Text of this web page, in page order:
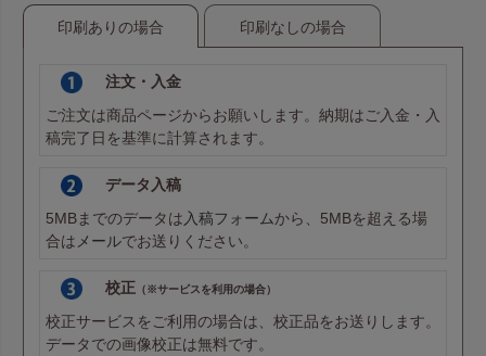
印刷ありの場合 印刷なしの場合
注文・入金
ご注文は商品ページからお願いします。納期はご入金・入
稿完了日を基準に計算されます。
データ入稿
5MBまでのデータは 入稿フォームから、5MBを超える場
合は メールでお送りください。
校正 （※サービスを利用の場合）
校正サービスをご利用の場合は、校正品をお送りします。
データでの画像校正は無料です。